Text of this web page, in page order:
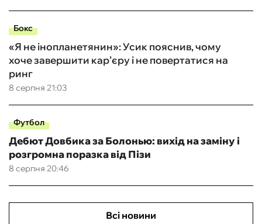
Бокс
8 серпня 21:03
«Я не інопланетянин»: Усик пояснив, чому
хоче завершити кар’єру і не повертатися на
ринг
Футбол
8 серпня 20:46
Дебют Довбика за Болонью: вихід на заміну і
розгромна поразка від Пізи
Всі новини